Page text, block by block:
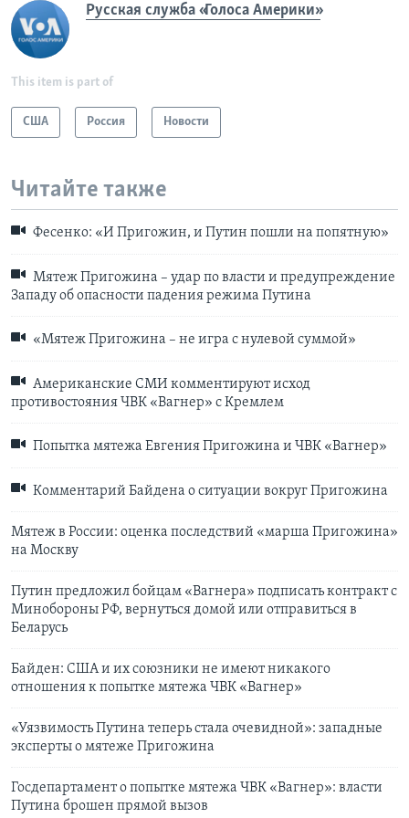
Русская служба «Голоса Америки»
This item is part of
США Россия Новости
Читайте также
Фесенко: «И Пригожин, и Путин пошли на попятную»
Мятеж Пригожина – удар по власти и предупреждение
Западу об опасности падения режима Путина
«Мятеж Пригожина – не игра с нулевой суммой»
Американские СМИ комментируют исход
противостояния ЧВК «Вагнер» с Кремлем
Попытка мятежа Евгения Пригожина и ЧВК «Вагнер»
Комментарий Байдена о ситуации вокруг Пригожина
Мятеж в России: оценка последствий «марша Пригожина»
на Москву
Путин предложил бойцам «Вагнера» подписать контракт с
Минобороны РФ, вернуться домой или отправиться в
Беларусь
Байден: США и их союзники не имеют никакого
отношения к попытке мятежа ЧВК «Вагнер»
«Уязвимость Путина теперь стала очевидной»: западные
эксперты о мятеже Пригожина
Госдепартамент о попытке мятежа ЧВК «Вагнер»: власти
Путина брошен прямой вызов